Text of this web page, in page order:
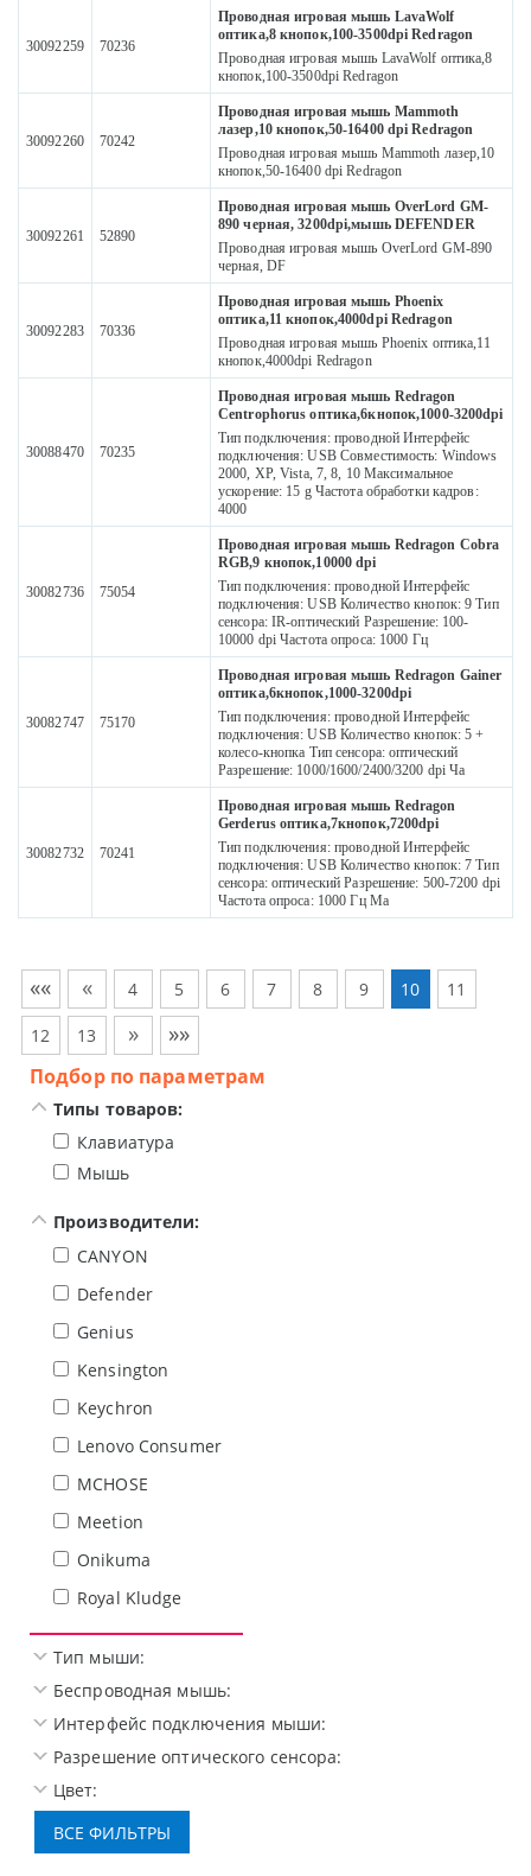
30092259 70236
Проводная игровая мышь LavaWolf
оптика,8 кнопок,100-3500dpi Redragon
Проводная игровая мышь LavaWolf оптика,8
кнопок,100-3500dpi Redragon
30092260 70242
Проводная игровая мышь Mammoth
лазер,10 кнопок,50-16400 dpi Redragon
Проводная игровая мышь Mammoth лазер,10
кнопок,50-16400 dpi Redragon
30092261 52890
Проводная игровая мышь OverLord GM-
890 черная, 3200dpi,мышь DEFENDER
Проводная игровая мышь OverLord GM-890
черная, DF
30092283 70336
Проводная игровая мышь Phoenix
оптика,11 кнопок,4000dpi Redragon
Проводная игровая мышь Phoenix оптика,11
кнопок,4000dpi Redragon
30088470 70235
Проводная игровая мышь Redragon
Centrophorus оптика,6кнопок,1000-3200dpi
Тип подключения: проводной Интерфейс
подключения: USB Совместимость: Windows
2000, XP, Vista, 7, 8, 10 Максимальное
ускорение: 15 g Частота обработки кадров:
4000
30082736 75054
Проводная игровая мышь Redragon Cobra
RGB,9 кнопок,10000 dpi
Тип подключения: проводной Интерфейс
подключения: USB Количество кнопок: 9 Тип
сенсора: IR-оптический Разрешение: 100-
10000 dpi Частота опроса: 1000 Гц
30082747 75170
Проводная игровая мышь Redragon Gainer
оптика,6кнопок,1000-3200dpi
Тип подключения: проводной Интерфейс
подключения: USB Количество кнопок: 5 +
колесо-кнопка Тип сенсора: оптический
Разрешение: 1000/1600/2400/3200 dpi Ча
30082732 70241
Проводная игровая мышь Redragon
Gerderus оптика,7кнопок,7200dpi
Тип подключения: проводной Интерфейс
подключения: USB Количество кнопок: 7 Тип
сенсора: оптический Разрешение: 500-7200 dpi
Частота опроса: 1000 Гц Ма
«« « 4 5 6 7 8 9 10 11
12 13 » »»
Подбор по параметрам
Типы товаров:
Клавиатура
Мышь
Производители:
CANYON
Defender
Genius
Kensington
Keychron
Lenovo Consumer
MCHOSE
Meetion
Onikuma
Royal Kludge
Тип мыши:
Беспроводная мышь:
Интерфейс подключения мыши:
Разрешение оптического сенсора:
Цвет: